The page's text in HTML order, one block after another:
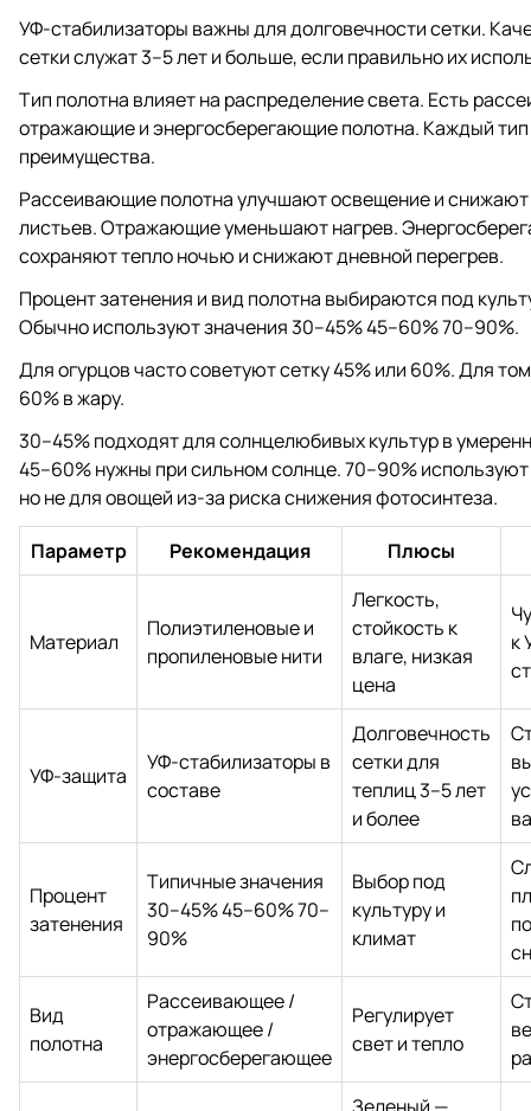
УФ-стабилизаторы важны для долговечности сетки.
сетки служат 3–5 лет и больше, если правильно их
Тип полотна влияет на распределение света. Есть
отражающие и энергосберегающие полотна. Каждый
преимущества.
Рассеивающие полотна улучшают освещение и снижают
листьев. Отражающие уменьшают нагрев.
сохраняют тепло ночью и снижают дневной перегрев.
Процент затенения и вид полотна выбираются под
Обычно используют значения 30–45% 45–60% 70–90%.
Для огурцов часто советуют сетку 45% или 60%. Для
60% в жару.
30–45% подходят для солнцелюбивых культур в
45–60% нужны при сильном солнце. 70–90%
но не для овощей из-за риска снижения фотосинтеза.
Параметр Рекомендация Плюсы
Материал
Полиэтиленовые и
пропиленовые нити
Легкость,
стойкость к
влаге, низкая
цена
к
УФ‑защита
УФ‑стабилизаторы в
составе
Долговечность
сетки для
теплиц 3–5 лет
и более
Процент
затенения
Типичные значения
30–45% 45–60% 70–
90%
Выбор под
культуру и
климат
Вид
полотна
Рассеивающее /
отражающее /
энергосберегающее
Регулирует
свет и тепло